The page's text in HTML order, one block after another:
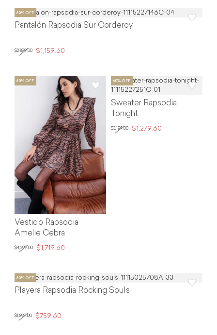
Pantalón Rapsodia Sur Corderoy
$2,899.00 $1,159.60
Vestido Rapsodia
Amelie Cebra
$4,299.00 $1,719.60
Sweater Rapsodia
Tonight
$3,199.00 $1,279.60
Playera Rapsodia Rocking Souls
$1,899.00 $759.60